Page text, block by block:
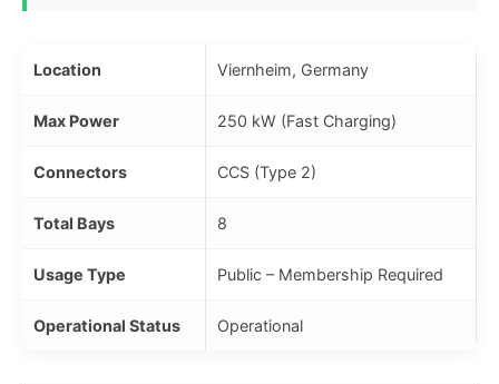
Location Viernheim, Germany
Max Power 250 kW (Fast Charging)
Connectors CCS (Type 2)
Total Bays 8
Usage Type Public – Membership Required
Operational Status Operational